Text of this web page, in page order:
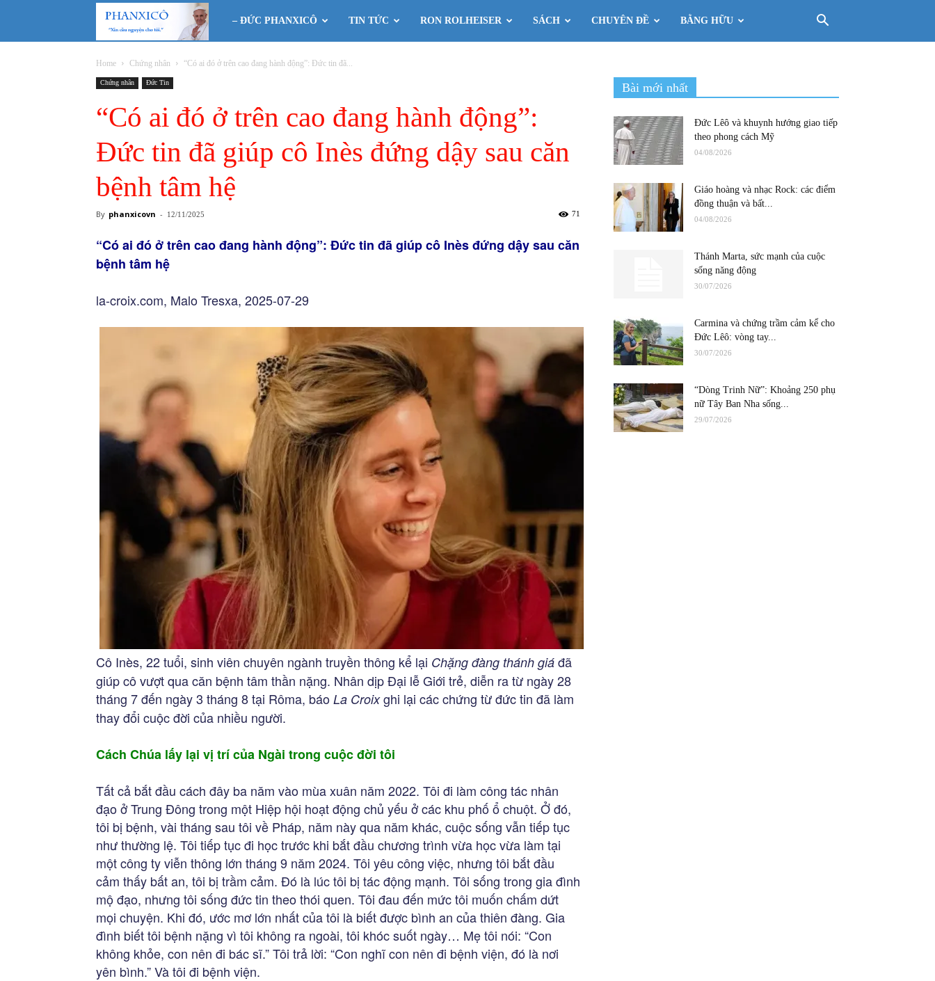
Phanxicô
– ĐỨC PHANXICÔ TIN TỨC RON ROLHEISER SÁCH CHUYÊN ĐỀ BẰNG HỮU
Home Chứng nhân “Có ai đó ở trên cao đang hành động”: Đức tin đã...
Chứng nhân Đức Tin
“Có ai đó ở trên cao đang hành động”:
Đức tin đã giúp cô Inès đứng dậy sau căn
bệnh tâm hệ
By phanxicovn - 12/11/2025 71
“Có ai đó ở trên cao đang hành động”: Đức tin đã giúp cô Inès đứng dậy sau căn
bệnh tâm hệ
la-croix.com, Malo Tresxa, 2025-07-29
Cô Inès, 22 tuổi, sinh viên chuyên ngành truyền thông kể lại Chặng đàng thánh giá đã
giúp cô vượt qua căn bệnh tâm thần nặng. Nhân dịp Đại lễ Giới trẻ, diễn ra từ ngày 28
tháng 7 đến ngày 3 tháng 8 tại Rôma, báo La Croixghi lại các chứng từ đức tin đã làm
thay đổi cuộc đời của nhiều người.
Cách Chúa lấy lại vị trí của Ngài trong cuộc đời tôi
Tất cả bắt đầu cách đây ba năm vào mùa xuân năm 2022. Tôi đi làm công tác nhân
đạo ở Trung Đông trong một Hiệp hội hoạt động chủ yếu ở các khu phố ổ chuột. Ở đó,
tôi bị bệnh, vài tháng sau tôi về Pháp, năm này qua năm khác, cuộc sống vẫn tiếp tục
như thường lệ. Tôi tiếp tục đi học trước khi bắt đầu chương trình vừa học vừa làm tại
một công ty viễn thông lớn tháng 9 năm 2024. Tôi yêu công việc, nhưng tôi bắt đầu
cảm thấy bất an, tôi bị trầm cảm. Đó là lúc tôi bị tác động mạnh. Tôi sống trong gia đình
mộ đạo, nhưng tôi sống đức tin theo thói quen. Tôi đau đến mức tôi muốn chấm dứt
mọi chuyện. Khi đó, ước mơ lớn nhất của tôi là biết được bình an của thiên đàng. Gia
đình biết tôi bệnh nặng vì tôi không ra ngoài, tôi khóc suốt ngày… Mẹ tôi nói: “Con
không khỏe, con nên đi bác sĩ.” Tôi trả lời: “Con nghĩ con nên đi bệnh viện, đó là nơi
yên bình.” Và tôi đi bệnh viện.
Bài mới nhất
Đức Lêô và khuynh hướng giao tiếp
theo phong cách Mỹ
04/08/2026
Giáo hoàng và nhạc Rock: các điểm
đồng thuận và bất...
04/08/2026
Thánh Marta, sức mạnh của cuộc
sống năng động
30/07/2026
Carmina và chứng trầm cảm kể cho
Đức Lêô: vòng tay...
30/07/2026
“Dòng Trinh Nữ”: Khoảng 250 phụ
nữ Tây Ban Nha sống...
29/07/2026